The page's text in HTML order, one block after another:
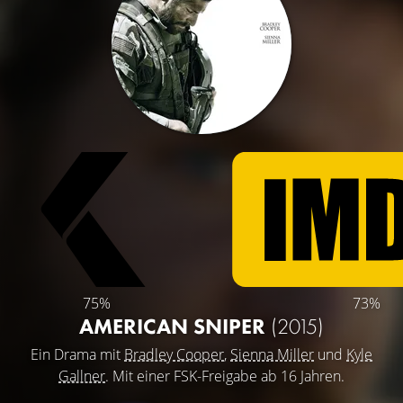
75% 73%
AMERICAN SNIPER (2015)
Ein Drama mit Bradley Cooper, Sienna Miller und Kyle
Gallner. Mit einer FSK-Freigabe ab 16 Jahren.